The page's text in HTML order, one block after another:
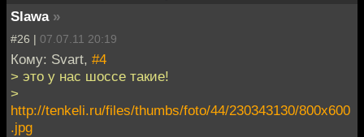
Slawa »
#26 | 07.07.11 20:19
Кому: Svart, #4
> это у нас шоссе такие!
>
http://tenkeli.ru/files/thumbs/foto/44/230343130/800x600
.jpg